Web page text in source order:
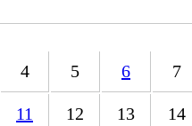
4 5 6 7
11 12 13 14